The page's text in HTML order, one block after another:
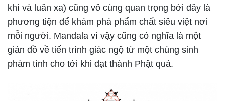
khí và luân xa) cũng vô cùng quan trọng bởi đây là
phương tiện để khám phá phẩm chất siêu việt nơi
mỗi người. Mandala vì vậy cũng có nghĩa là một
giản đồ về tiến trình giác ngộ từ một chúng sinh
phàm tình cho tới khi đạt thành Phật quả.